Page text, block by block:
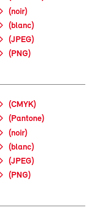
(noir)
(blanc)
(JPEG)
(PNG)
(CMYK)
(Pantone)
(noir)
(blanc)
(JPEG)
(PNG)